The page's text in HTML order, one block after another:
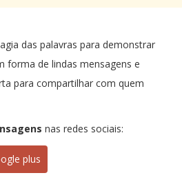
das palavras para demonstrar
forma de lindas mensagens e
para compartilhar com quem
nas redes sociais:
plus